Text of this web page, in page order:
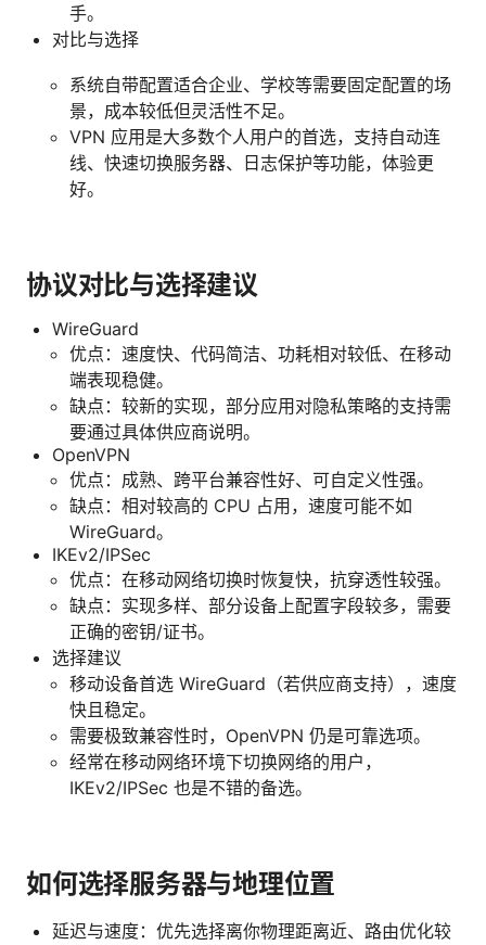
手。
对比与选择
系统自带配置适合企业、学校等需要固定配置的场
景，成本较低但灵活性不足。
VPN 应用是大多数个人用户的首选，支持自动连
线、快速切换服务器、日志保护等功能，体验更
好。
协议对比与选择建议
WireGuard
优点：速度快、代码简洁、功耗相对较低、在移动
端表现稳健。
缺点：较新的实现，部分应用对隐私策略的支持需
要通过具体供应商说明。
OpenVPN
优点：成熟、跨平台兼容性好、可自定义性强。
缺点：相对较高的 CPU 占用，速度可能不如
WireGuard。
IKEv2/IPSec
优点：在移动网络切换时恢复快，抗穿透性较强。
缺点：实现多样、部分设备上配置字段较多，需要
正确的密钥/证书。
选择建议
移动设备首选 WireGuard（若供应商支持），速度
快且稳定。
需要极致兼容性时，OpenVPN 仍是可靠选项。
经常在移动网络环境下切换网络的用户，
IKEv2/IPSec 也是不错的备选。
如何选择服务器与地理位置
延迟与速度：优先选择离你物理距离近、路由优化较